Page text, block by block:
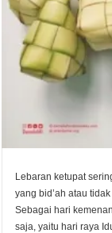
Lebaran ketupat
yang bid’ah atau
Sebagai hari
saja, yaitu hari raya